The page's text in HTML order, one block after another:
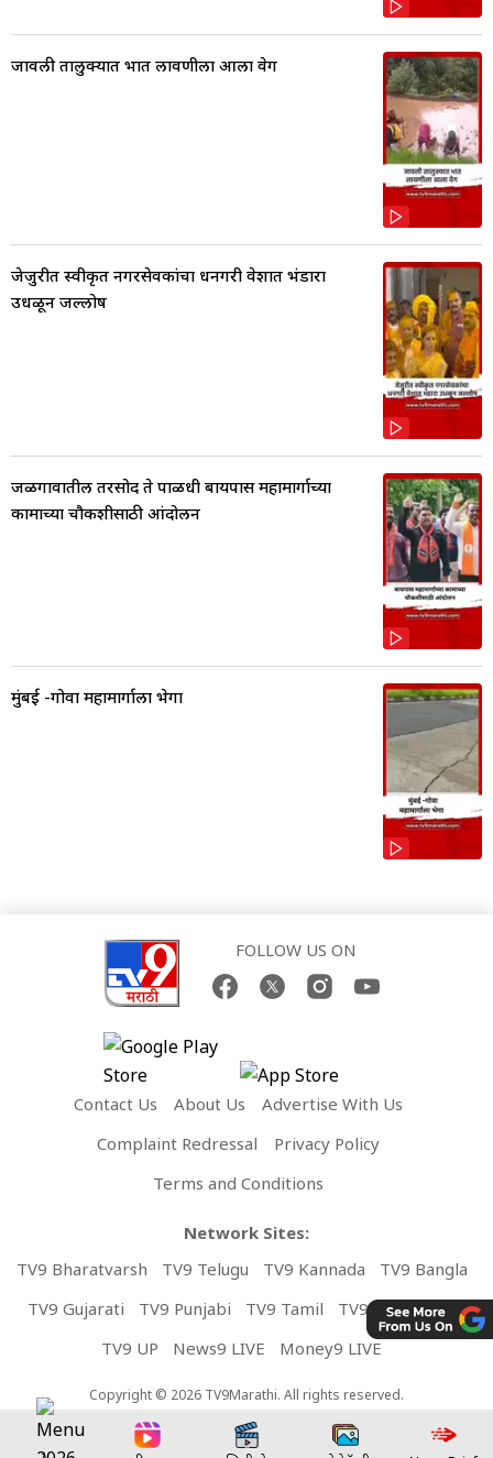
जावली तालुक्यात भात लावणीला आला वेग
जेजुरीत स्वीकृत नगरसेवकांचा धनगरी वेशात भंडारा
उधळून जल्लोष
जळगावातील तरसोद ते पाळधी बायपास महामार्गाच्या
कामाच्या चौकशीसाठी आंदोलन
मुंबई -गोवा महामार्गाला भेगा
FOLLOW US ON
Contact Us About Us
Advertise With Us
Complaint Redressal
Privacy Policy
Terms and Conditions
Network Sites:
TV9 Bharatvarsh
TV9 Telugu TV9 Kannada
TV9 Bangla
TV9 Gujarati
TV9 Punjabi TV9 Tamil
TV9 Malayalam
TV9 UP
News9 LIVE Money9 LIVE
Copyright © 2026 TV9Marathi. All rights reserved.